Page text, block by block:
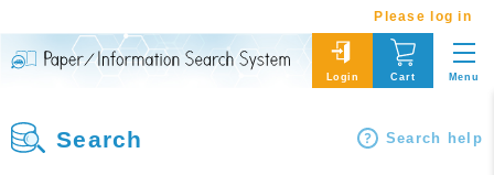
Please log in
Login Cart Menu
Search Search help